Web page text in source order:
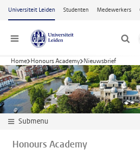
Ga naar hoofdinhoud
Universiteit Leiden Studenten Medewerkers
Menu
Home Honours Academy Nieuwsbrief
Submenu
Honours Academy